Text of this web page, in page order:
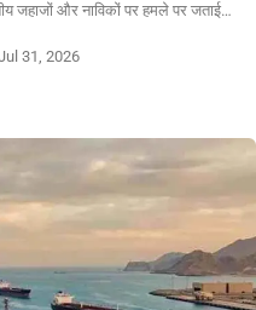
जहाजों और नाविकों पर हमले पर जताई…
31, 2026